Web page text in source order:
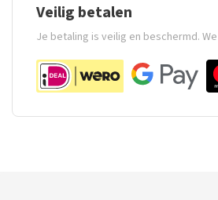
Veilig betalen
Je betaling is veilig en beschermd.